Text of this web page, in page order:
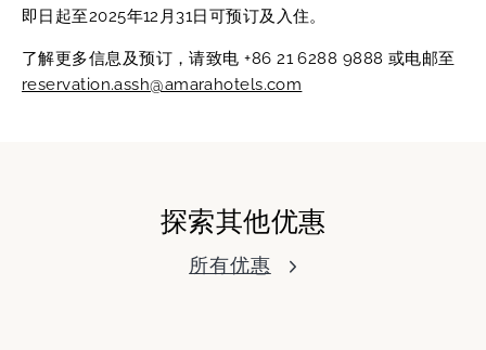
即日起至2025年12月31日可预订及入住。
了解更多信息及预订，请致电 +86 21 6288 9888 或电邮至
reservation.assh@amarahotels.com
探索其他优惠
所有优惠